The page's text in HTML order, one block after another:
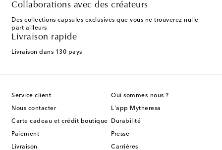
Collaborations avec des créateurs
Des collections capsules exclusives que vous ne trouverez nulle
part ailleurs
Livraison rapide
Livraison dans 130 pays
Service client
Nous contacter
Carte cadeau et crédit boutique
Paiement
Livraison
Qui sommes-nous ?
L'app Mytheresa
Durabilité
Presse
Carrières